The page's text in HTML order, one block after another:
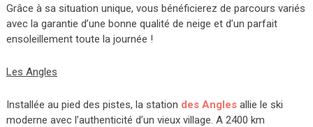
Grâce à sa situation unique, vous bénéficierez de parcours variés
avec la garantie d’une bonne qualité de neige et d’un parfait
ensoleillement toute la journée !
Les Angles
Installée au pied des pistes, la station des Anglesallie le ski
moderne avec l’authenticité d’un vieux village. A 2400 km